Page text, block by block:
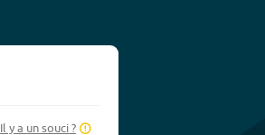
Il y a un souci ?